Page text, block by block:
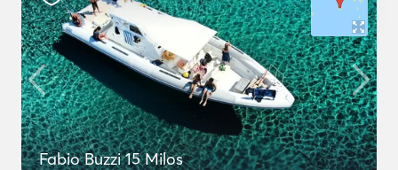
Fabio Buzzi 15 Milos